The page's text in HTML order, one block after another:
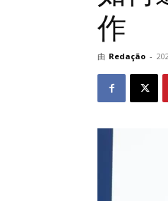
作
由 Redação -